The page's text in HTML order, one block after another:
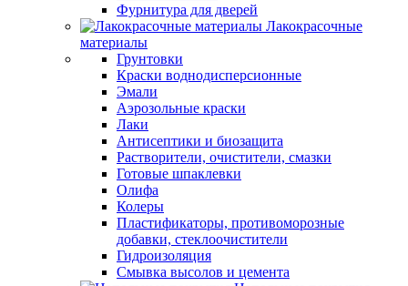
Фурнитура для дверей
Лакокрасочные
материалы
Грунтовки
Краски воднодисперсионные
Эмали
Аэрозольные краски
Лаки
Антисептики и биозащита
Растворители, очистители, смазки
Готовые шпаклевки
Олифа
Колеры
Пластификаторы, противоморозные
добавки, стеклоочистители
Гидроизоляция
Смывка высолов и цемента